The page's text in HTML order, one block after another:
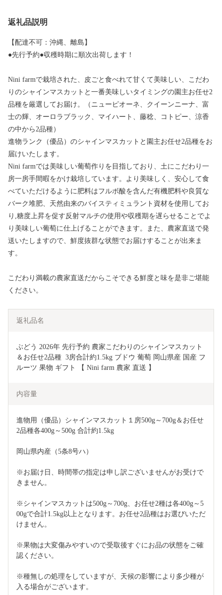
返礼品説明
【配達不可：沖縄、離島】
●先行予約●収穫時期に順次出荷します！
Nini farmで栽培された、皮ごと食べれて甘くて美味しい、こだわ
りのシャインマスカットと一番美味しいタイミングの園主お任せ2
品種を厳選してお届け。（ニューピオーネ、クイーンニーナ、富
士の輝、オーロラブラック、マイハート、藤稔、コトピー、涼香
の中から2品種）
進物ランク（優品）のシャインマスカットと園主お任せ2品種をお
届けいたします。
Nini farmでは美味しい葡萄作りを目指しており、土にこだわり一
房一房手間暇をかけ栽培しています。より美味しく、安心して食
べていただけるように肥料はフルボ酸を含んだ有機肥料や良質な
バーク堆肥、天然由来のバイスティミュラント資材を使用してお
り,糖度上昇を促す反射マルチの使用や収穫期を遅らせることでよ
り美味しい葡萄に仕上げることができます。また、農家直送で発
送いたしますので、鮮度抜群な状態でお届けすることが出来ま
す。
こだわり満載の農家直送だからこそできる鮮度と味を是非ご堪能
ください。
返礼品名
ぶどう 2026年 先行予約 農家こだわりのシャインマスカット
＆お任せ2品種  3房合計約1.5kg ブドウ 葡萄 岡山県産 国産 フ
ルーツ 果物 ギフト 【 Nini farm 農家 直送 】
内容量
進物用（優品）シャインマスカット１房500g～700g＆お任せ
2品種各400g～500g 合計約1.5kg
岡山県内産（5条8号ハ）
※お届け日、時間帯の指定は申し訳ございませんがお受けで
きません。
※シャインマスカットは500g～700g、お任せ2種は各400g～5
00gで合計1.5kg以上となります。お任せ2品種はお選びいただ
けません。
※果物は大変傷みやすいので受取後すぐにお品の状態をご確
認ください。
※種無しの処理をしていますが、天候の影響により多少種が
入る場合がございます。